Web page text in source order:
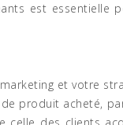
est
et votre
produit acheté,